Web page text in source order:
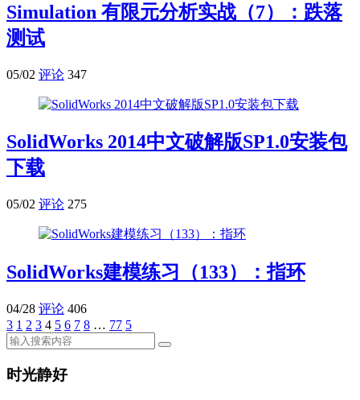
Simulation 有限元分析实战（7）：跌落
测试
05/02 评论 347
SolidWorks 2014中文破解版SP1.0安装包
下载
05/02 评论 275
SolidWorks建模练习（133）：指环
04/28 评论 406
3 1 2 3 4 5 6 7 8 … 77 5
时光静好